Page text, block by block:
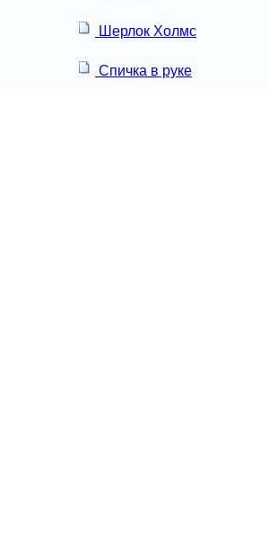
Шерлок Холмс
Спичка в руке